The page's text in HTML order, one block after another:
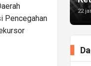
Pencegahan
22